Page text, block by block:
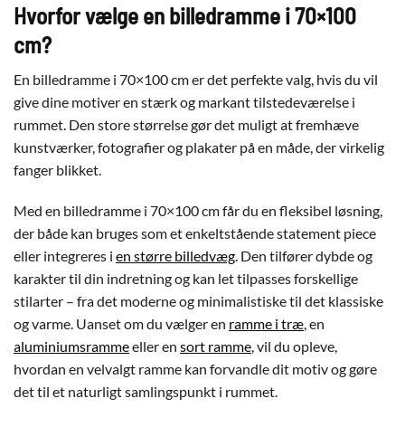
Hvorfor vælge en billedramme i 70×100
cm?
En billedramme i 70×100 cm er det perfekte valg, hvis du vil
give dine motiver en stærk og markant tilstedeværelse i
rummet. Den store størrelse gør det muligt at fremhæve
kunstværker, fotografier og plakater på en måde, der virkelig
fanger blikket.
Med en billedramme i 70×100 cm får du en fleksibel løsning,
der både kan bruges som et enkeltstående statement piece
eller integreres i en større billedvæg. Den tilfører dybde og
karakter til din indretning og kan let tilpasses forskellige
stilarter – fra det moderne og minimalistiske til det klassiske
og varme. Uanset om du vælger en ramme i træ, en
aluminiumsrammeeller en sort ramme, vil du opleve,
hvordan en velvalgt ramme kan forvandle dit motiv og gøre
det til et naturligt samlingspunkt i rummet.